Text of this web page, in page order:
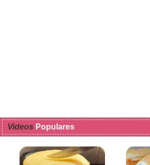
Videos Populares